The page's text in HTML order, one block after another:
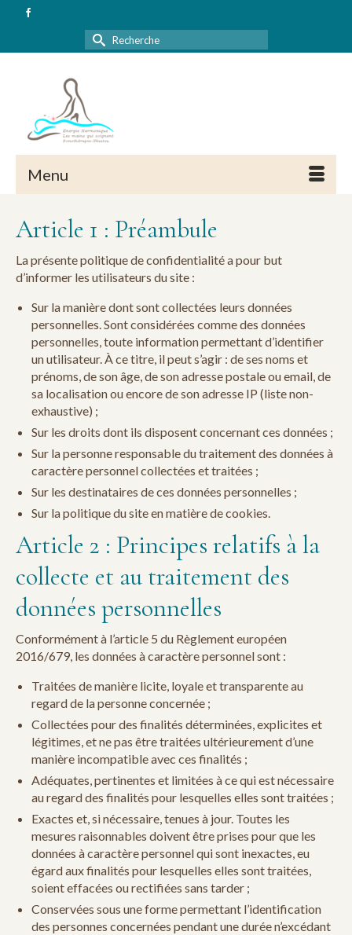
Rechercher :
Menu
Article 1 : Préambule
La présente politique de confidentialité a pour but
d’informer les utilisateurs du site :
Sur la manière dont sont collectées leurs données
personnelles. Sont considérées comme des données
personnelles, toute information permettant d’identifier
un utilisateur. À ce titre, il peut s’agir : de ses noms et
prénoms, de son âge, de son adresse postale ou email, de
sa localisation ou encore de son adresse IP (liste non-
exhaustive) ;
Sur les droits dont ils disposent concernant ces données ;
Sur la personne responsable du traitement des données à
caractère personnel collectées et traitées ;
Sur les destinataires de ces données personnelles ;
Sur la politique du site en matière de cookies.
Article 2 : Principes relatifs à la
collecte et au traitement des
données personnelles
Conformément à l’article 5 du Règlement européen
2016/679, les données à caractère personnel sont :
Traitées de manière licite, loyale et transparente au
regard de la personne concernée ;
Collectées pour des finalités déterminées, explicites et
légitimes, et ne pas être traitées ultérieurement d’une
manière incompatible avec ces finalités ;
Adéquates, pertinentes et limitées à ce qui est nécessaire
au regard des finalités pour lesquelles elles sont traitées ;
Exactes et, si nécessaire, tenues à jour. Toutes les
mesures raisonnables doivent être prises pour que les
données à caractère personnel qui sont inexactes, eu
égard aux finalités pour lesquelles elles sont traitées,
soient effacées ou rectifiées sans tarder ;
Conservées sous une forme permettant l’identification
des personnes concernées pendant une durée n’excédant